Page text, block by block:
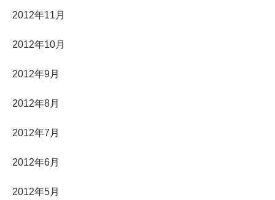
2012年11月
2012年10月
2012年9月
2012年8月
2012年7月
2012年6月
2012年5月